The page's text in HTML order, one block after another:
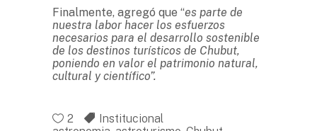
Finalmente, agregó que “es parte de
nuestra labor hacer los esfuerzos
necesarios para el desarrollo sostenible
de los destinos turísticos de Chubut,
poniendo en valor el patrimonio natural,
cultural y científico”.
2
Institucional